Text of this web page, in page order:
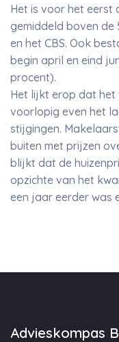
Het is voor het eerst
gemiddeld boven
en het CBS. Ook
begin april en eind
procent).
Het lijkt erop dat
voorlopig even het
stijgingen.
buiten met prijzen
blijkt dat de
opzichte van het
een jaar eerder was
Advieskompas